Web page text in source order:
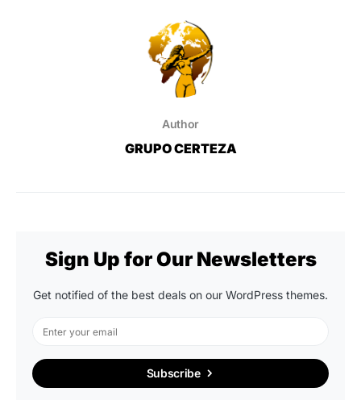
Author
GRUPO CERTEZA
Sign Up for Our Newsletters
Get notified of the best deals on our WordPress themes.
Subscribe